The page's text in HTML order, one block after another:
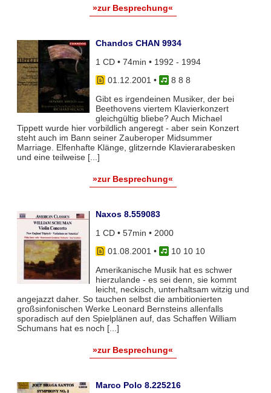
»zur Besprechung«
Chandos CHAN 9934
1 CD • 74min • 1992 - 1994
01.12.2001 •
8 8 8
Gibt es irgendeinen Musiker, der bei
Beethovens viertem Klavierkonzert
gleichgültig bliebe? Auch Michael
Tippett wurde hier vorbildlich angeregt - aber sein Konzert
steht auch im Bann seiner Zauberoper Midsummer
Marriage. Elfenhafte Klänge, glitzernde Klavierarabesken
und eine teilweise [...]
»zur Besprechung«
Naxos 8.559083
1 CD • 57min • 2000
01.08.2001 •
10 10 10
Amerikanische Musik hat es schwer
hierzulande - es sei denn, sie kommt
leicht, neckisch, unterhaltsam witzig und
angejazzt daher. So tauchen selbst die ambitionierten
großsinfonischen Werke Leonard Bernsteins allenfalls
sporadisch auf den Spielplänen auf, das Schaffen William
Schumans hat es noch [...]
»zur Besprechung«
Marco Polo 8.225216